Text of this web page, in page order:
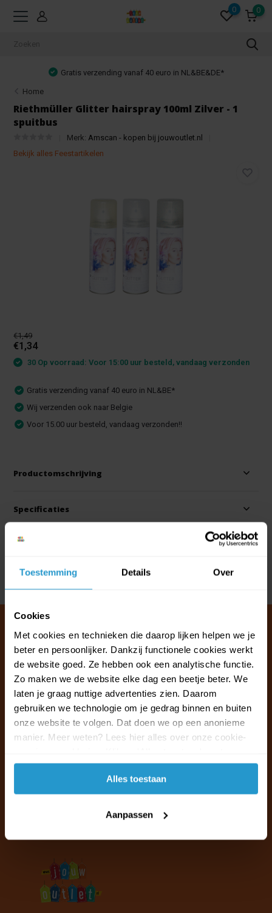
Toestemming Details Over
Cookies
Met cookies en technieken die daarop lijken helpen we je
beter en persoonlijker. Dankzij functionele cookies werkt
de website goed. Ze hebben ook een analytische functie.
Zo maken we de website elke dag een beetje beter. We
laten je graag nuttige advertenties zien. Daarom
gebruiken we technologie om je gedrag binnen en buiten
onze website te volgen. Dat doen we op een anonieme
manier. Meer weten? Lees hier alles over onze cookie-
accepteren.
Alles toestaan
Aanpassen
0 0
Gratis verzending vanaf 40 euro in NL&BE&DE*
Home
Riethmüller Glitter hairspray 100ml Zilver - 1
spuitbus
Merk: Amscan - kopen bij jouwoutlet.nl
Bekijk alles Feestartikelen
€1,49
€1,34
30 Op voorraad: Voor 15:00 uur besteld, vandaag verzonden
Gratis verzending vanaf 40 euro in NL&BE*
Wij verzenden ook naar Belgie
Voor 15.00 uur besteld, vandaag verzonden!!
Productomschrijving
Specificaties
Reviews
Klantenservice & FAQ
Wij staan voor u klaar.
Ma t/m vr van 09:30 - 16:00 telefonisch
+31 (0)13 785 62 41
Naar de klantenservice & FAQ